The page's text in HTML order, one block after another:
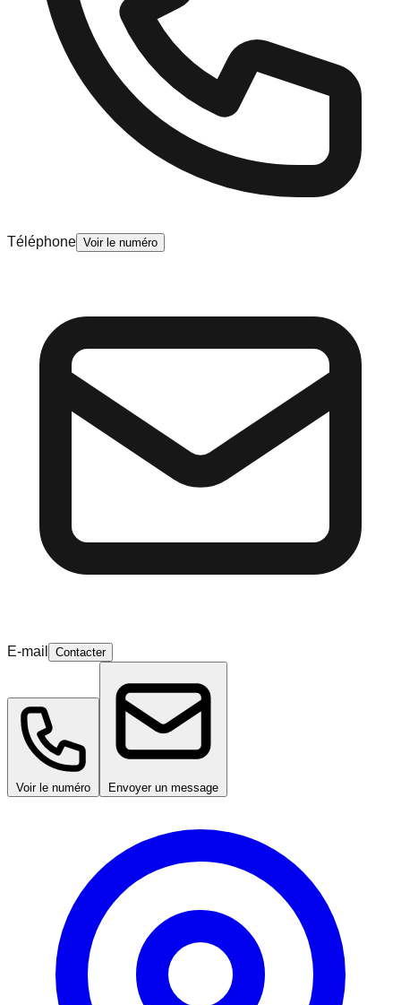
Téléphone Voir le numéro
E-mail Contacter
Voir le numéro Envoyer un message